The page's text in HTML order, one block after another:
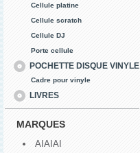
Cellule platine
Cellule scratch
Cellule DJ
Porte cellule
POCHETTE DISQUE VINYLE
Cadre pour vinyle
LIVRES
MARQUES
AIAIAI